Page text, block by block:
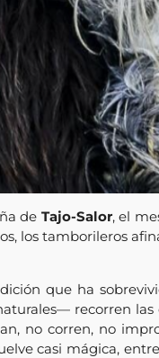
de Tajo-Salor, el
los tamborileros
que ha
recorren
no corren, no
casi mágica,